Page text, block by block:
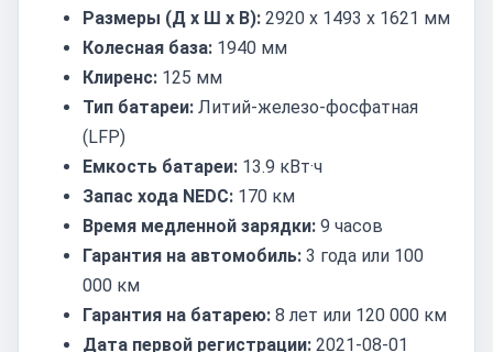
Размеры (Д x Ш x В): 2920 x 1493 x 1621 мм
Колесная база: 1940 мм
Клиренс: 125 мм
Тип батареи: Литий-железо-фосфатная
(LFP)
Емкость батареи: 13.9 кВт·ч
Запас хода NEDC: 170 км
Время медленной зарядки: 9 часов
Гарантия на автомобиль: 3 года или 100
000 км
Гарантия на батарею: 8 лет или 120 000 км
Дата первой регистрации: 2021-08-01